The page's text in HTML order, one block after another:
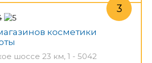
косметики
шоссе 23 км, 1 - 5042